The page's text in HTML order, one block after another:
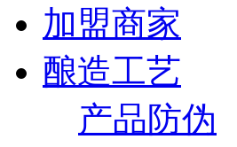
加盟商家
酿造工艺
产品防伪